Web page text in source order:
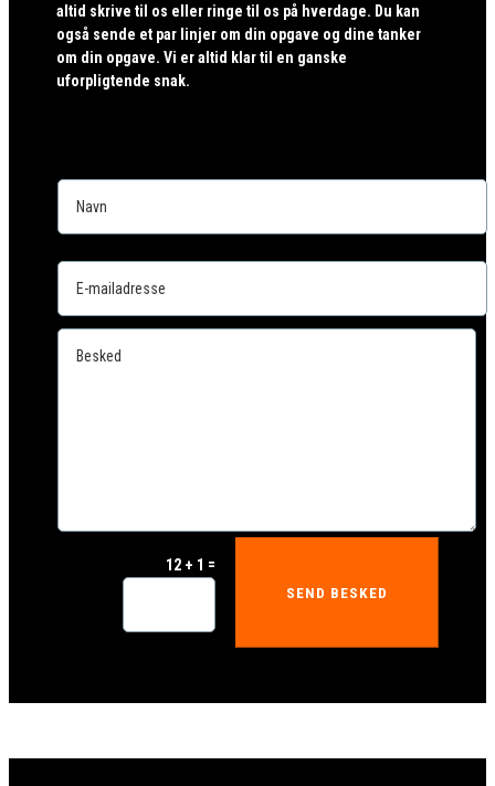
altid skrive til os eller ringe til os på hverdage. Du kan
også sende et par linjer om din opgave og dine tanker
om din opgave. Vi er altid klar til en ganske
uforpligtende snak.
12 + 1 =
SEND BESKED